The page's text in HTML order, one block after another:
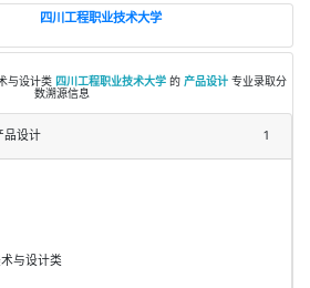
四川工程职业技术大学
与设计类 四川工程职业技术大学 的 产品设计 专业录取分
数溯源信息
品设计 1
与设计类